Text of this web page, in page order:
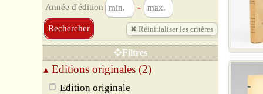
Patrologie
Prière
Spiritualité
Théologie
Vie des Saints, Biographies
Année d'édition
-
Filtres
▴ Editions originales (2)
Edition originale